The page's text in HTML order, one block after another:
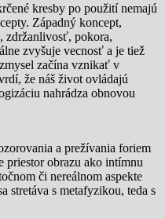
kresby po použití nemajú
Západný koncept,
zdržanlivosť, pokora,
zvyšuje vecnosť a je tiež
začína vznikať v
že náš život ovládajú
nahrádza obnovou
a prežívania foriem
priestor obrazu ako intímnu
či nereálnom aspekte
stretáva s metafyzikou, teda s